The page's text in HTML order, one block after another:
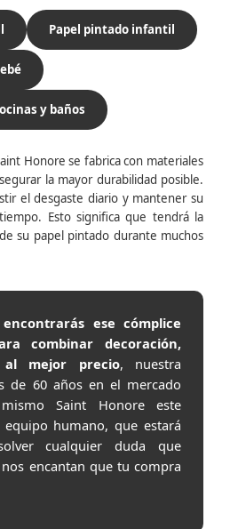
Papel pintado infantil
y baños
Honore se fabrica con materiales
la mayor durabilidad posible.
el desgaste diario y mantener su
Esto significa que tendrá la
su papel pintado durante muchos
ese cómplice
combinar decoración,
mejor precio, nuestra
de 60 años en el mercado
Saint Honore este
humano, que estará
cualquier duda que
encantan que tu compra